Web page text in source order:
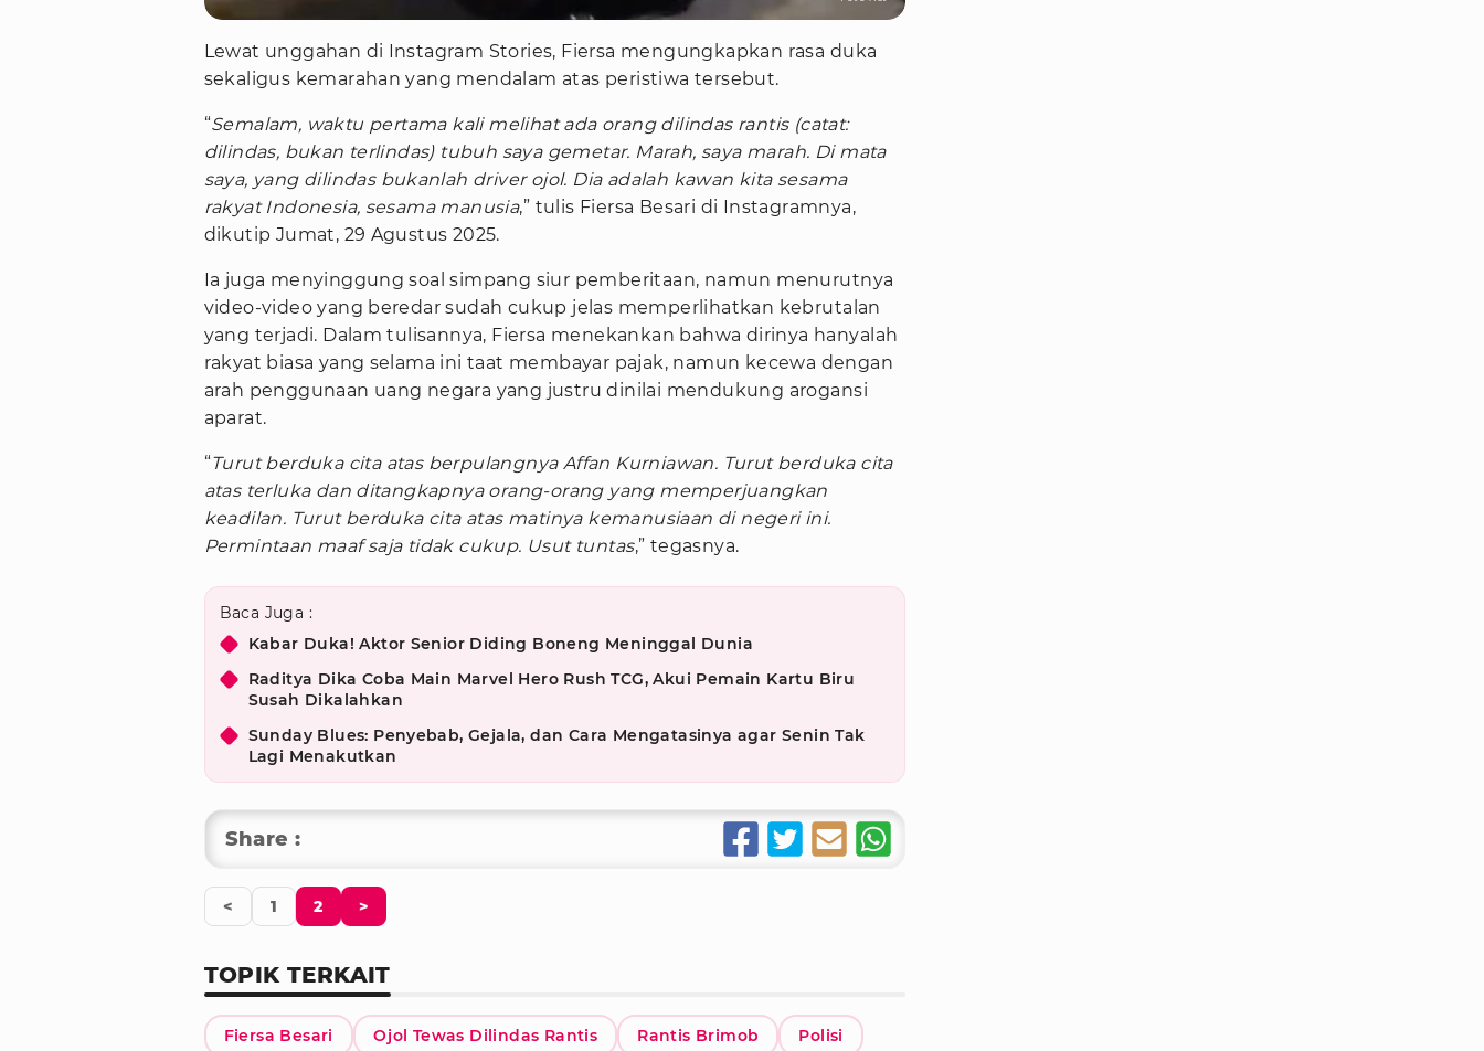
Lewat unggahan di Instagram Stories, Fiersa mengungkapkan rasa duka
sekaligus kemarahan yang mendalam atas peristiwa tersebut.
“Semalam, waktu pertama kali melihat ada orang dilindas rantis (catat:
dilindas, bukan terlindas) tubuh saya gemetar. Marah, saya marah. Di mata
saya, yang dilindas bukanlah driver ojol. Dia adalah kawan kita sesama
rakyat Indonesia, sesama manusia,” tulis Fiersa Besari di Instagramnya,
dikutip Jumat, 29 Agustus 2025.
Ia juga menyinggung soal simpang siur pemberitaan, namun menurutnya
video-video yang beredar sudah cukup jelas memperlihatkan kebrutalan
yang terjadi. Dalam tulisannya, Fiersa menekankan bahwa dirinya hanyalah
rakyat biasa yang selama ini taat membayar pajak, namun kecewa dengan
arah penggunaan uang negara yang justru dinilai mendukung arogansi
aparat.
“Turut berduka cita atas berpulangnya Affan Kurniawan. Turut berduka cita
atas terluka dan ditangkapnya orang-orang yang memperjuangkan
keadilan. Turut berduka cita atas matinya kemanusiaan di negeri ini.
Permintaan maaf saja tidak cukup. Usut tuntas,” tegasnya.
Baca Juga :
Kabar Duka! Aktor Senior Diding Boneng Meninggal Dunia
Raditya Dika Coba Main Marvel Hero Rush TCG, Akui Pemain Kartu Biru
Susah Dikalahkan
Sunday Blues: Penyebab, Gejala, dan Cara Mengatasinya agar Senin Tak
Lagi Menakutkan
Share :
< 1 2 >
TOPIK TERKAIT
Fiersa Besari Ojol Tewas Dilindas Rantis Rantis Brimob Polisi